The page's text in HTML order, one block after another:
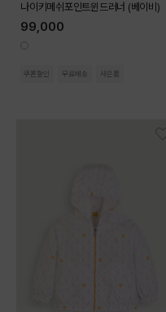
나이키메쉬포인트윈드러너 (베이비)
99,000
쿠폰할인 무료배송 사은품